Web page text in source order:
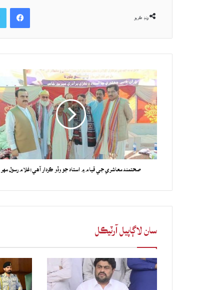
ونڊ ڪريو
Facebook
صحتمند معاشري جي قيام ۾ استاد جو وڏو ڪردار آهي:غلام رسول مهر
سان لاڳاپيل آرٽيڪل